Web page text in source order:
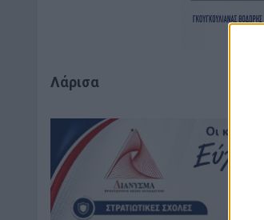
Λάρισα